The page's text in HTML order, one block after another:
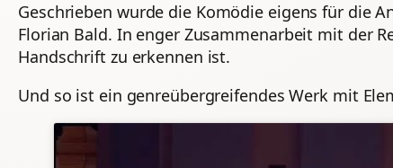
Geschrieben wurde die Komödie eigens für die
Florian Bald. In enger Zusammenarbeit mit der
Handschrift zu erkennen ist.
Und so ist ein genreübergreifendes Werk mit